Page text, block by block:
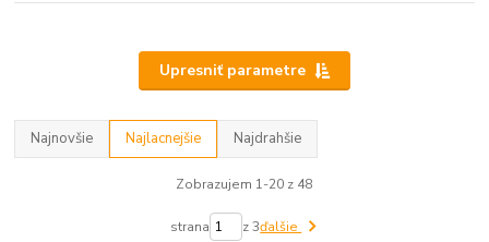
Upresniť parametre
Najnovšie Najlacnejšie Najdrahšie
Zobrazujem 1-20 z 48
strana z 3ďalšie